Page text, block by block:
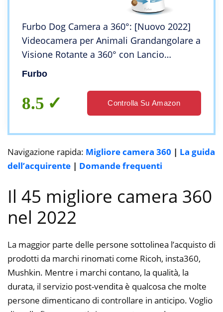
Furbo Dog Camera a 360°: [Nuovo 2022]
Videocamera per Animali Grandangolare a
Visione Rotante a 360° con Lancio
Croccantini, Visione Nottura a Colori,
Bidirezionale
Furbo
8.5 Controlla Su Amazon
Navigazione rapida: Migliore camera 360 | La guida
dell’acquirente | Domande frequenti
Il 45 migliore camera 360
nel 2022
La maggior parte delle persone sottolinea l’acquisto di
prodotti da marchi rinomati come Ricoh, insta360,
Mushkin. Mentre i marchi contano, la qualità, la
durata, il servizio post-vendita è qualcosa che molte
persone dimenticano di controllare in anticipo. Voglio